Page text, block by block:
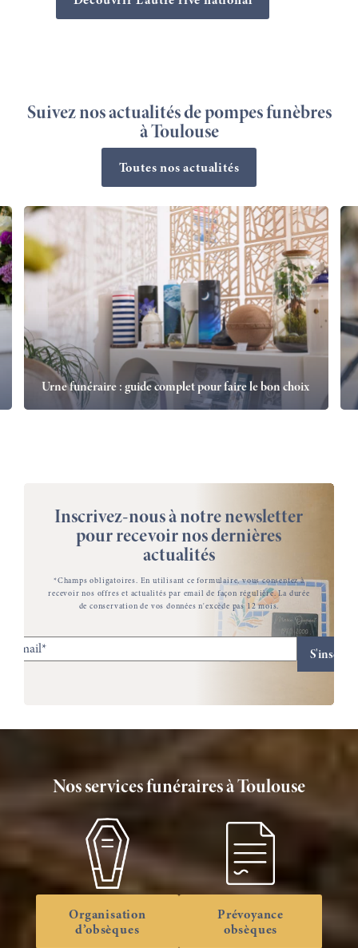
Suivez nos actualités de pompes funèbres
à Toulouse
Toutes nos actualités
Urne funéraire : guide complet pour faire le bon choix
Inscrivez-nous à notre newsletter
pour recevoir nos dernières
actualités
*Champs obligatoires. En utilisant ce formulaire, vous consentez à
recevoir nos offres et actualités par email de façon régulière. La durée
de conservation de vos données n'excède pas 12 mois.
Nos services funéraires à Toulouse
Organisation
d’obsèques
Prévoyance
obsèques